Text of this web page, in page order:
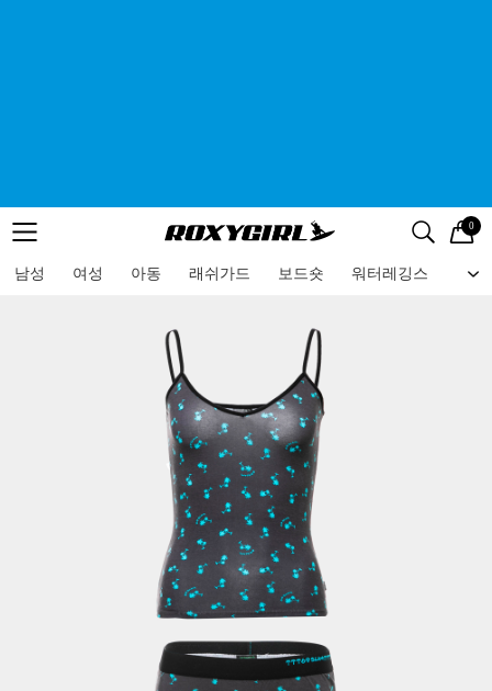
메뉴 검색
로고 0
남성 여성 아동 래쉬가드 보드숏 워터레깅스 비
메뉴